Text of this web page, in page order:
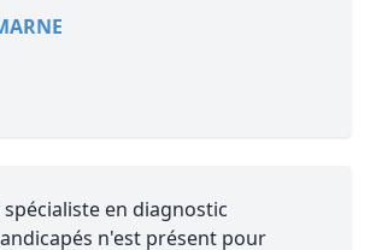
en diagnostic
n'est présent pour